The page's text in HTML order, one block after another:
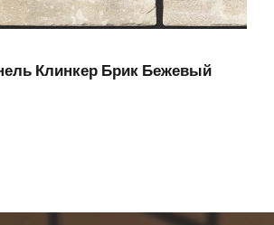
Клинкер Брик Бежевый